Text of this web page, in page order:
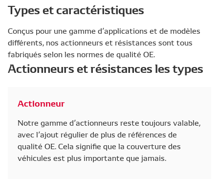
Types et caractéristiques
Conçus pour une gamme d’applications et de modèles
différents, nos actionneurs et résistances sont tous
fabriqués selon les normes de qualité OE.
Actionneurs et résistances les types
Actionneur
Notre gamme d’actionneurs reste toujours valable,
avec l’ajout régulier de plus de références de
qualité OE. Cela signifie que la couverture des
véhicules est plus importante que jamais.